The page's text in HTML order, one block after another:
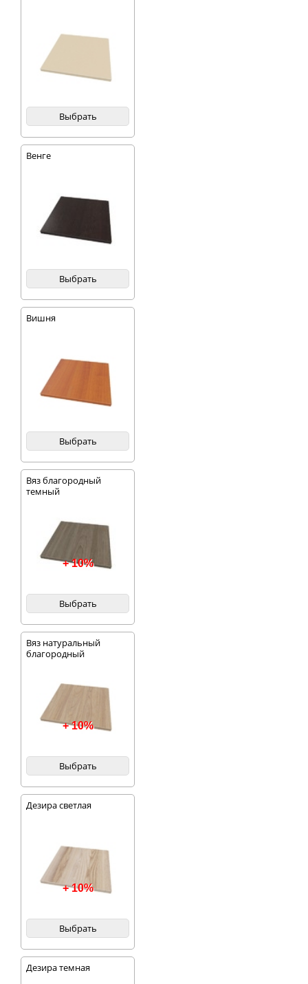
Выбрать
Венге
Выбрать
Вишня
Выбрать
Вяз благородный
темный
+ 10%
Выбрать
Вяз натуральный
благородный
+ 10%
Выбрать
Дезира светлая
+ 10%
Выбрать
Дезира темная